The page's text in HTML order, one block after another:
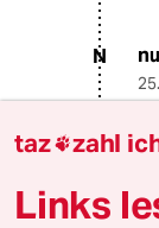
N
taz zahl
Links